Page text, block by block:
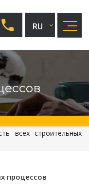
UA
RU
всех строительных
процессов